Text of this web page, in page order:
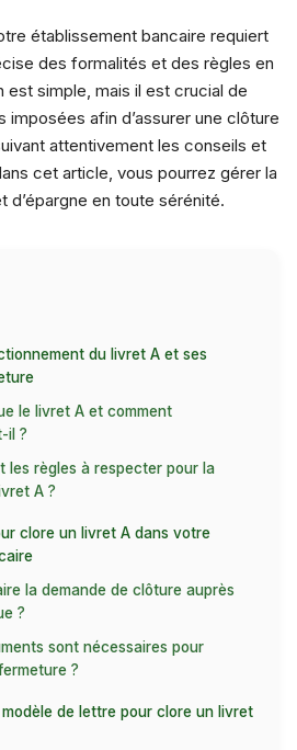
établissement bancaire requiert
des formalités et des règles en
est simple, mais il est crucial de
afin d’assurer une clôture
attentivement les conseils et
cet article, vous pourrez gérer la
en toute sérénité.
du livret A et ses
le livret A et comment
il ?
les règles à respecter pour la
A ?
clore un livret A dans votre
la demande de clôture auprès
?
sont nécessaires pour
?
modèle de lettre pour clore un livret